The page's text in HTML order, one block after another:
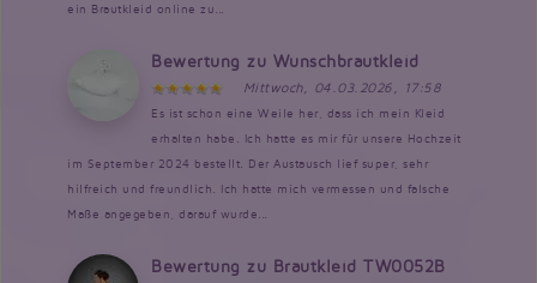
ein Brautkleid online zu...
Bewertung zu Wunschbrautkleid
Mittwoch, 04.03.2026, 17:58
Es ist schon eine Weile her, dass ich mein Kleid
erhalten habe. Ich hatte es mir für unsere Hochzeit
im September 2024 bestellt. Der Austausch lief super, sehr
hilfreich und freundlich. Ich hatte mich vermessen und falsche
Maße angegeben, darauf wurde...
Bewertung zu Brautkleid TW0052B